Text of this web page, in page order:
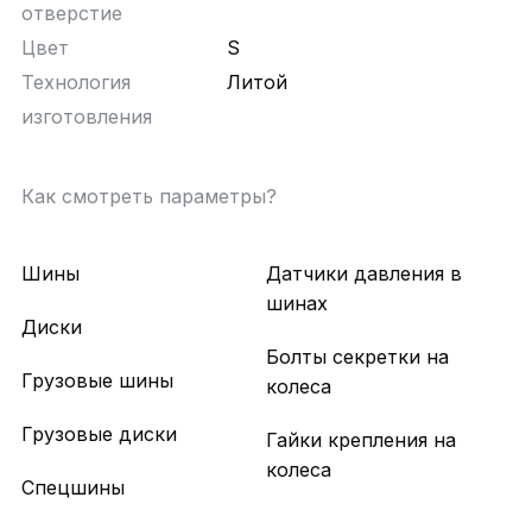
отверстие
Цвет
S
Технология
изготовления
Литой
Как смотреть параметры?
Шины
Диски
Грузовые шины
Грузовые диски
Спецшины
Датчики давления в
шинах
Болты секретки на
колеса
Гайки крепления на
колеса